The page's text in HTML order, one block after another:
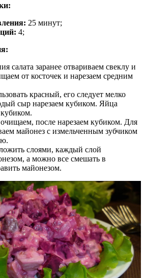
25 минут;
4;
салата заранее отвариваем свеклу и
от косточек и нарезаем средним
красный, его следует мелко
сыр нарезаем кубиком. Яйца
после нарезаем кубиком. Для
майонез с измельченным зубчиком
слоями, каждый слой
а можно все смешать в
майонезом.